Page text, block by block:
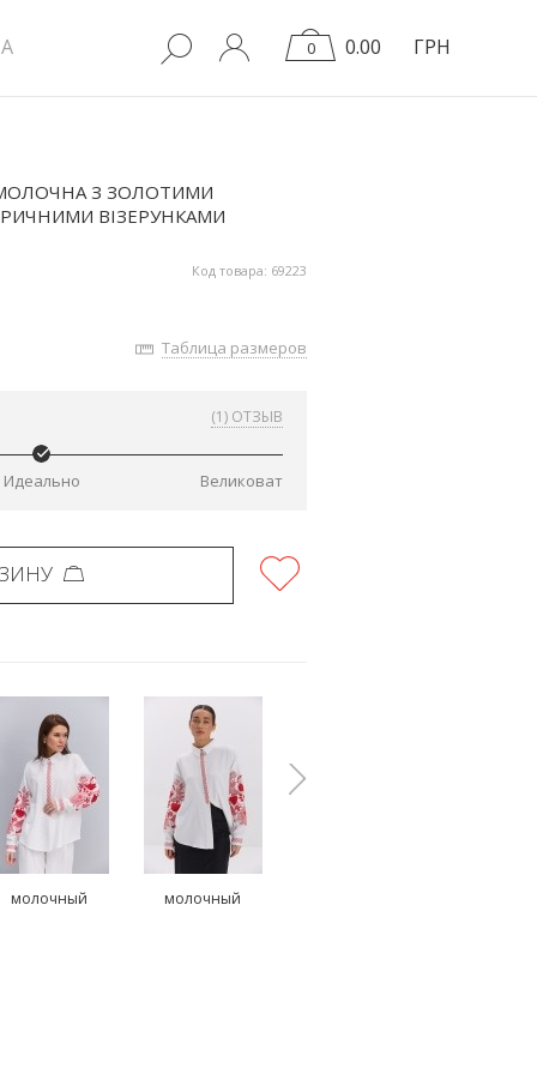
0 0.00 ГРН
З ЗОЛОТИМИ
ВІЗЕРУНКАМИ
Код товара: 69223
Таблица размеров
(1) ОТЗЫВ
Идеально Великоват
молочный молочный